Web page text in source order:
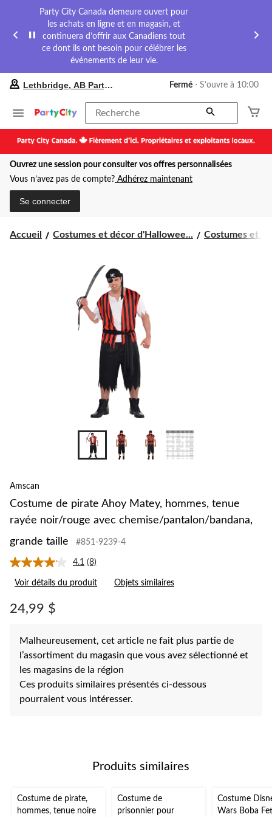
Party City Canada demeure ouvert pour
les achats en ligne et en magasin, et
continuera d’offrir aux Canadiens tout
ce dont ils ont besoin pour célébrer les
événements de leur vie.
préféré
Lethbridge,
Party
City,
courament
Fermé,
pour
Lethbridge, AB Party City Fermé ⋅ S’ouvre à 10:00
Recherche
Ouvrez une session pour consulter vos offres personnalisées
Vous n’avez pas de compte? Adhérez maintenant
Se connecter
Accueil Costumes et décor d'Hallowee... Costumes et
+1
Amscan
Costume de pirate Ahoy Matey, hommes, tenue
rayée noir/rouge avec chemise/pantalon/bandana,
grande taille
#851-9239-4
4.1 Lire
les
8
même
page.
(8)
Voir détails du produit Objets similaires
24,99 $
Malheureusement, cet article ne fait plus partie de
l’assortiment du magasin que vous avez sélectionné et
les magasins de la région
Ces produits similaires présentés ci-dessous
pourraient vous intéresser.
Produits similaires
Costume de pirate,
hommes, tenue noire
Costume de
prisonnier pour
Costume
Wars Boba